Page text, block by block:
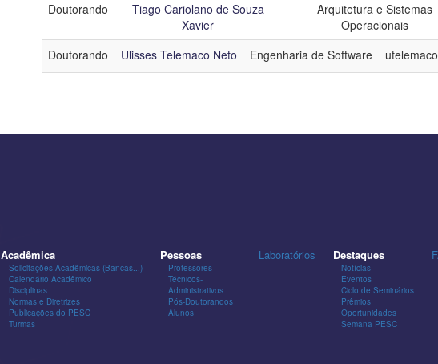
Doutorando
Tiago Cariolano de Souza
Xavier
Arquitetura e Sistemas
Operacionais
Doutorando Ulisses Telemaco Neto Engenharia de Software
Acadêmica
Solicitações Acadêmicas (Bancas...)
Calendário Acadêmico
Disciplinas
Normas e Diretrizes
Publicações do PESC
Turmas
Pessoas
Professores
Técnicos-
Administrativos
Pós-Doutorandos
Alunos
Laboratórios Destaques
Notícias
Eventos
Ciclo de Seminários
Prêmios
Oportunidades
Semana PESC